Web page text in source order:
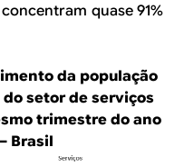
quase 91%
da população
setor de serviços
trimestre do ano
Brasil